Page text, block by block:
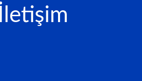
İletişim